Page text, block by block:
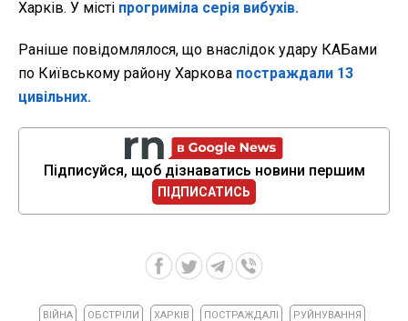
Харків. У місті прогриміла серія вибухів.
Раніше повідомлялося, що внаслідок удару КАБами
по Київському району Харкова постраждали 13
цивільних.
Підписуйся, щоб дізнаватись новини першим
ПІДПИСАТИСЬ
ВІЙНА ОБСТРІЛИ ХАРКІВ ПОСТРАЖДАЛІ РУЙНУВАННЯ